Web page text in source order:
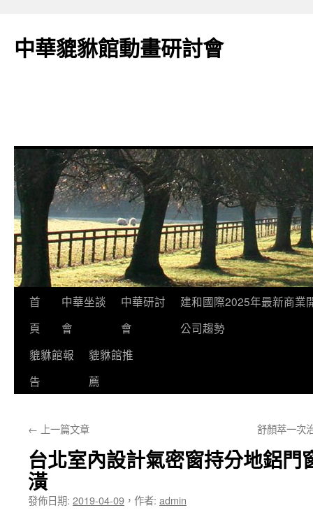
主
中華貔貅館動畫研討會
首
頁
中華坐談
會
中華研討
會
建和國際2025年最新商業
公司趨勢
貔貅館報
告
貔貅館推
薦
← 上一篇文章 舒顏萃一次
台北室內設計氣密窗持分地鋁門
潢
發佈日期: 2019-04-09 ， 作者: admin